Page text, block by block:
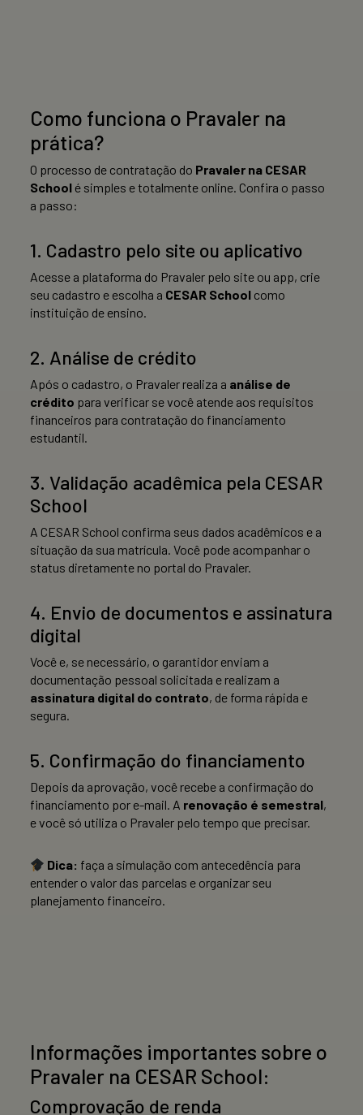
Como funciona o Pravaler na
prática?
O processo de contratação do Pravaler na CESAR
School é simples e totalmente online. Confira o passo
a passo:
1. Cadastro pelo site ou aplicativo
Acesse a plataforma do Pravaler pelo site ou app, crie
seu cadastro e escolha a CESAR School como
instituição de ensino.
2. Análise de crédito
Após o cadastro, o Pravaler realiza a análise de
crédito para verificar se você atende aos requisitos
financeiros para contratação do financiamento
estudantil.
3. Validação acadêmica pela CESAR
School
A CESAR School confirma seus dados acadêmicos e a
situação da sua matrícula. Você pode acompanhar o
status diretamente no portal do Pravaler.
4. Envio de documentos e assinatura
digital
Você e, se necessário, o garantidor enviam a
documentação pessoal solicitada e realizam a
assinatura digital do contrato, de forma rápida e
segura.
5. Confirmação do financiamento
Depois da aprovação, você recebe a confirmação do
financiamento por e-mail. A renovação é semestral,
e você só utiliza o Pravaler pelo tempo que precisar.
Dica: faça a simulação com antecedência para
entender o valor das parcelas e organizar seu
planejamento financeiro.
Informações importantes sobre o
Pravaler na CESAR School:
Comprovação de renda